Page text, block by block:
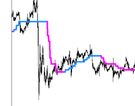
mqファイルをexファイルにする方法